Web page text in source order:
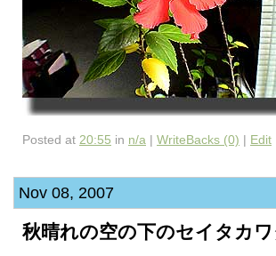
Posted at 20:55 in n/a | WriteBacks (0) | Edit
Nov 08, 2007
秋晴れの空の下のセイタカ